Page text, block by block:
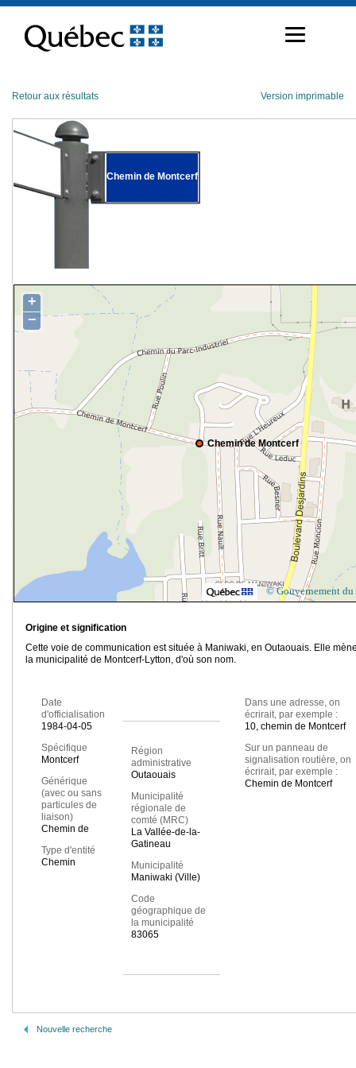
contenu
Retour aux résultats Version imprimable
Chemin de Montcerf
Chemin de Montcerf
+
−
© Gouvernement du
Origine et signification
Cette voie de communication est située à Maniwaki, en Outaouais. Elle
la municipalité de Montcerf-Lytton, d'où son nom.
Date
d'officialisation
1984-04-05
Spécifique
Montcerf
Générique
(avec ou sans
particules de
liaison)
Chemin de
Type d'entité
Chemin
Région
administrative
Outaouais
Municipalité
régionale de
comté (MRC)
La Vallée-de-la-
Gatineau
Municipalité
Maniwaki (Ville)
Code
géographique de
la municipalité
83065
Dans une adresse, on
écrirait, par exemple :
10, chemin de Montcerf
Sur un panneau de
signalisation routière, on
écrirait, par exemple :
Chemin de Montcerf
Nouvelle recherche